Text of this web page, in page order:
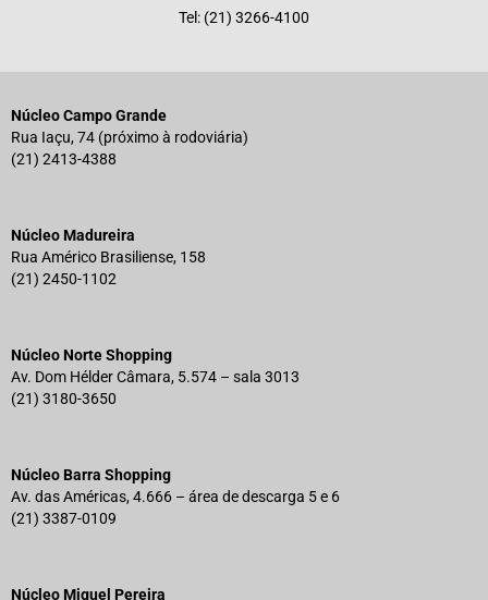
COMUNICAÇÃOTel: (21) 3266-4100
Núcleo Campo Grande
Rua Iaçu, 74 (próximo à rodoviária)
(21) 2413-4388
Núcleo Madureira
Rua Américo Brasiliense, 158
(21) 2450-1102
Núcleo Norte Shopping
Av. Dom Hélder Câmara, 5.574 – sala 3013
(21) 3180-3650
Núcleo Barra Shopping
Av. das Américas, 4.666 – área de descarga 5 e 6
(21) 3387-0109
Núcleo Miguel Pereira